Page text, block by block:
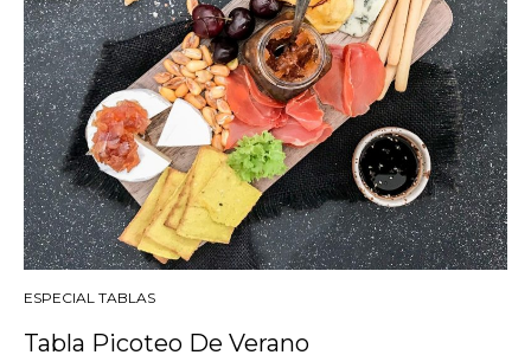
ESPECIAL TABLAS
Tabla Picoteo De Verano